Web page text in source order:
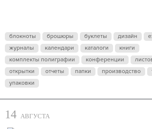
блокноты брошюры буклеты дизайн
журналы
календари каталоги
книги
комплекты полиграфии
конференции
открытки
отчеты папки производство
упаковки
14 АВГУСТА